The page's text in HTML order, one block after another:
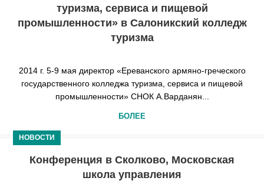
туризма, сервиса и пищевой
промышленности» в Салоникский колледж
туризма
2014 г. 5-9 мая директор «Ереванского армяно-греческого
государственного колледжа туризма, сервиса и пищевой
промышленности» СНОК А.Варданян...
БОЛЕЕ
НОВОСТИ
Конференция в Сколково, Московская
школа управления